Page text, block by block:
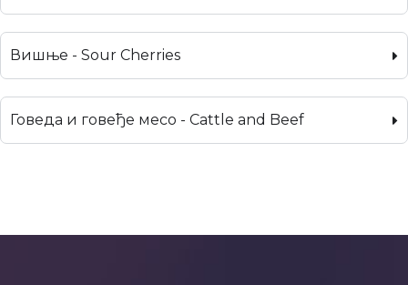
Вишње - Sour Cherries
Говеда и говеђе месо - Cattle and Beef